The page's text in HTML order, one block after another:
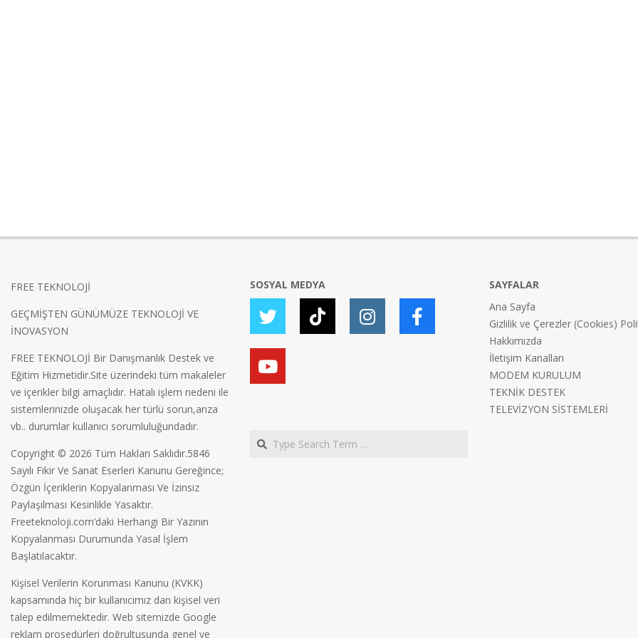
FREE TEKNOLOJİ
GEÇMİŞTEN GÜNÜMÜZE TEKNOLOJİ VE
İNOVASYON
FREE TEKNOLOJİ Bir Danışmanlık Destek ve
Eğitim Hizmetidir.Site üzerindeki tüm makaleler
ve içerikler bilgi amaçlıdır. Hatalı işlem nedeni ile
sistemlerinizde oluşacak her türlü sorun,arıza
vb.. durumlar kullanıcı sorumluluğundadır.
Copyright © 2026 Tüm Hakları Saklıdır.5846
Sayılı Fikir Ve Sanat Eserleri Kanunu Gereğince;
Özgün İçeriklerin Kopyalanması Ve İzinsiz
Paylaşılması Kesinlikle Yasaktır.
Freeteknoloji.com’daki Herhangi Bir Yazının
Kopyalanması Durumunda Yasal İşlem
Başlatılacaktır.
Kişisel Verilerin Korunması Kanunu (KVKK)
kapsamında hiç bir kullanıcımız dan kişisel veri
talep edilmemektedir. Web sitemizde Google
reklam prosedürleri doğrultusunda genel ve
SOSYAL MEDYA
Search
SAYFALAR
Ana Sayfa
Gizlilik ve Çerezler (Cookies)
Hakkımızda
İletişim Kanalları
MODEM KURULUM
TEKNİK DESTEK
TELEVİZYON SİSTEMLERİ